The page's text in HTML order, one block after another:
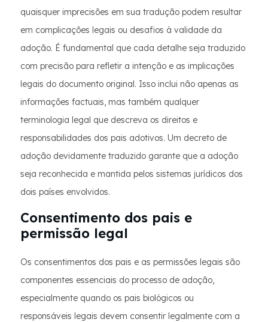
quaisquer imprecisões em sua tradução podem resultar
em complicações legais ou desafios à validade da
adoção. É fundamental que cada detalhe seja traduzido
com precisão para refletir a intenção e as implicações
legais do documento original. Isso inclui não apenas as
informações factuais, mas também qualquer
terminologia legal que descreva os direitos e
responsabilidades dos pais adotivos. Um decreto de
adoção devidamente traduzido garante que a adoção
seja reconhecida e mantida pelos sistemas jurídicos dos
dois países envolvidos.
Consentimento dos pais e
permissão legal
Os consentimentos dos pais e as permissões legais são
componentes essenciais do processo de adoção,
especialmente quando os pais biológicos ou
responsáveis legais devem consentir legalmente com a